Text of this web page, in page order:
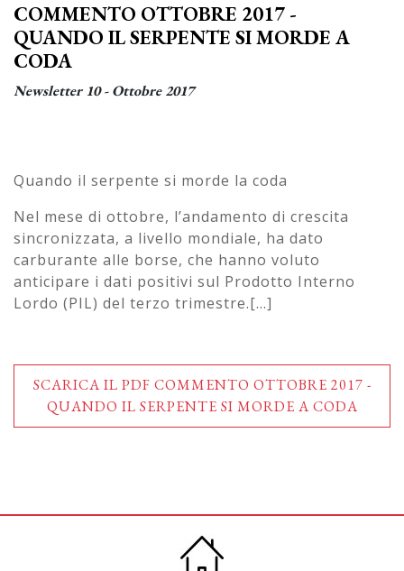
COMMENTO OTTOBRE 2017 -
QUANDO IL SERPENTE SI MORDE A
CODA
Newsletter 10 - Ottobre 2017
Quando il serpente si morde la coda
Nel mese di ottobre, l’andamento di crescita
sincronizzata, a livello mondiale, ha dato
carburante alle borse, che hanno voluto
anticipare i dati positivi sul Prodotto Interno
Lordo (PIL) del terzo trimestre.[...]
SCARICA IL PDF COMMENTO OTTOBRE 2017 -
QUANDO IL SERPENTE SI MORDE A CODA